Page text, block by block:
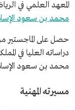
المعهد العلمي في
محمد بن سعود
دراساته العليا في
محمد بن سعود الإسلامية عام
مسيرته المهنية